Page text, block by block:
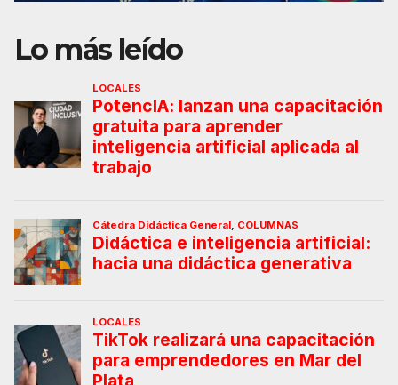
Lo más leído